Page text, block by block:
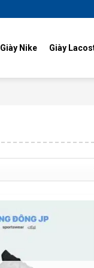
Giày Nike Giày